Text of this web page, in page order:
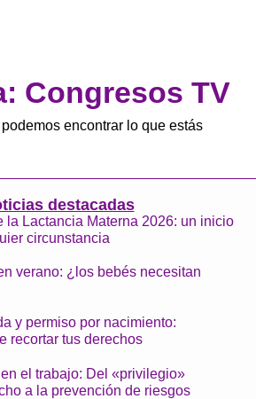
Congresos TV
encontrar lo que estás
destacadas
la Lactancia Materna 2026: un inicio
circunstancia
verano: ¿los bebés necesitan
y permiso por nacimiento:
recortar tus derechos
el trabajo: Del «privilegio»
a la prevención de riesgos